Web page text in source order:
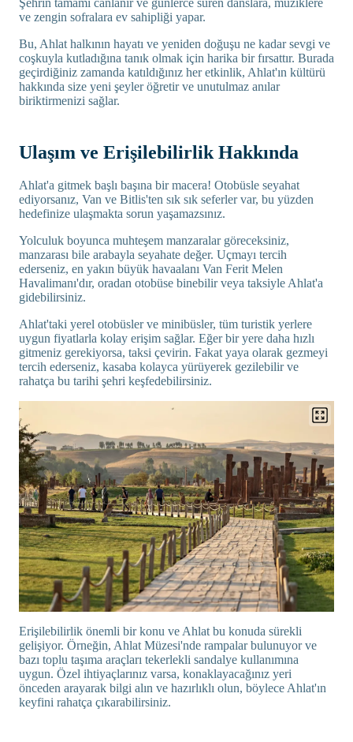
Şehrin tamamı canlanır ve günlerce süren danslara, müziklere
ve zengin sofralara ev sahipliği yapar.
Bu, Ahlat halkının hayatı ve yeniden doğuşu ne kadar sevgi ve
coşkuyla kutladığına tanık olmak için harika bir fırsattır. Burada
geçirdiğiniz zamanda katıldığınız her etkinlik, Ahlat'ın kültürü
hakkında size yeni şeyler öğretir ve unutulmaz anılar
biriktirmenizi sağlar.
Ulaşım ve Erişilebilirlik Hakkında
Ahlat'a gitmek başlı başına bir macera! Otobüsle seyahat
ediyorsanız, Van ve Bitlis'ten sık sık seferler var, bu yüzden
hedefinize ulaşmakta sorun yaşamazsınız.
Yolculuk boyunca muhteşem manzaralar göreceksiniz,
manzarası bile arabayla seyahate değer. Uçmayı tercih
ederseniz, en yakın büyük havaalanı Van Ferit Melen
Havalimanı'dır, oradan otobüse binebilir veya taksiyle Ahlat'a
gidebilirsiniz.
Ahlat'taki yerel otobüsler ve minibüsler, tüm turistik yerlere
uygun fiyatlarla kolay erişim sağlar. Eğer bir yere daha hızlı
gitmeniz gerekiyorsa, taksi çevirin. Fakat yaya olarak gezmeyi
tercih ederseniz, kasaba kolayca yürüyerek gezilebilir ve
rahatça bu tarihi şehri keşfedebilirsiniz.
Erişilebilirlik önemli bir konu ve Ahlat bu konuda sürekli
gelişiyor. Örneğin, Ahlat Müzesi'nde rampalar bulunuyor ve
bazı toplu taşıma araçları tekerlekli sandalye kullanımına
uygun. Özel ihtiyaçlarınız varsa, konaklayacağınız yeri
önceden arayarak bilgi alın ve hazırlıklı olun, böylece Ahlat'ın
keyfini rahatça çıkarabilirsiniz.